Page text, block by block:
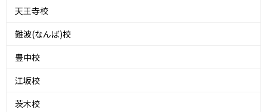
天王寺校
難波(なんば)校
豊中校
江坂校
茨木校